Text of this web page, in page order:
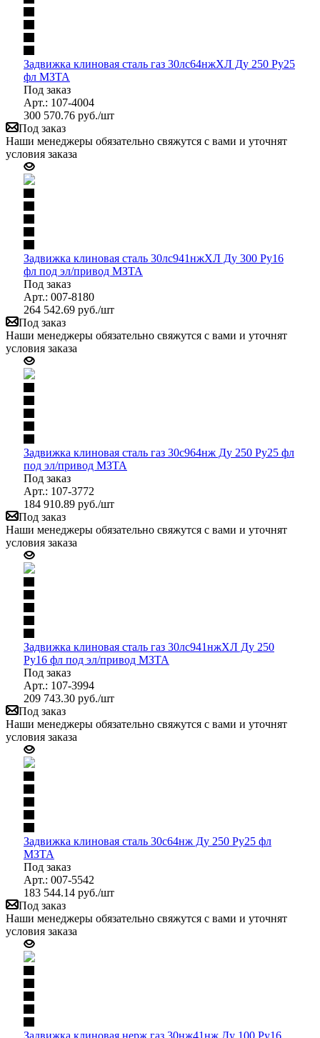
Задвижка клиновая сталь газ 30лс64нжХЛ Ду 250 Ру25
фл МЗТА
Под заказ
Арт.: 107-4004
300 570.76 руб./шт
Под заказ
Наши менеджеры обязательно свяжутся с вами и уточнят
условия заказа
Задвижка клиновая сталь 30лс941нжХЛ Ду 300 Ру16
фл под эл/привод МЗТА
Под заказ
Арт.: 007-8180
264 542.69 руб./шт
Под заказ
Наши менеджеры обязательно свяжутся с вами и уточнят
условия заказа
Задвижка клиновая сталь газ 30с964нж Ду 250 Ру25 фл
под эл/привод МЗТА
Под заказ
Арт.: 107-3772
184 910.89 руб./шт
Под заказ
Наши менеджеры обязательно свяжутся с вами и уточнят
условия заказа
Задвижка клиновая сталь газ 30лс941нжХЛ Ду 250
Ру16 фл под эл/привод МЗТА
Под заказ
Арт.: 107-3994
209 743.30 руб./шт
Под заказ
Наши менеджеры обязательно свяжутся с вами и уточнят
условия заказа
Задвижка клиновая сталь 30с64нж Ду 250 Ру25 фл
МЗТА
Под заказ
Арт.: 007-5542
183 544.14 руб./шт
Под заказ
Наши менеджеры обязательно свяжутся с вами и уточнят
условия заказа
Задвижка клиновая нерж газ 30нж41нж Ду 100 Ру16